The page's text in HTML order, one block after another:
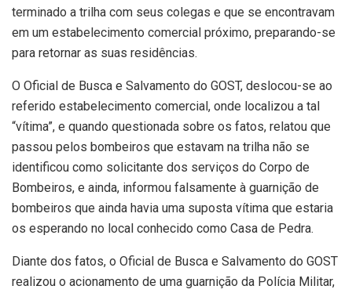
terminado a trilha com seus colegas e que se encontravam
em um estabelecimento comercial próximo, preparando-se
para retornar as suas residências.
O Oficial de Busca e Salvamento do GOST, deslocou-se ao
referido estabelecimento comercial, onde localizou a tal
“vítima”, e quando questionada sobre os fatos, relatou que
passou pelos bombeiros que estavam na trilha não se
identificou como solicitante dos serviços do Corpo de
Bombeiros, e ainda, informou falsamente à guarnição de
bombeiros que ainda havia uma suposta vítima que estaria
os esperando no local conhecido como Casa de Pedra.
Diante dos fatos, o Oficial de Busca e Salvamento do GOST
realizou o acionamento de uma guarnição da Polícia Militar,